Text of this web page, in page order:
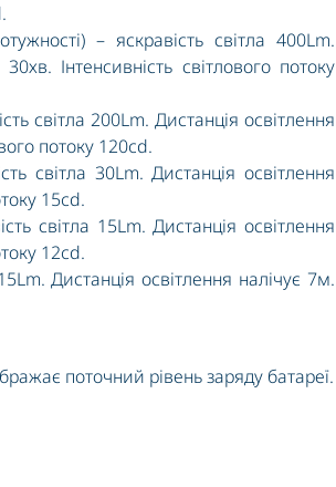
– яскравість світла 400Lm.
Інтенсивність світлового потоку
світла 200Lm. Дистанція освітлення
потоку 120cd.
світла 30Lm. Дистанція освітлення
15cd.
світла 15Lm. Дистанція освітлення
12cd.
Дистанція освітлення налічує 7м.
поточний рівень заряду батареї.